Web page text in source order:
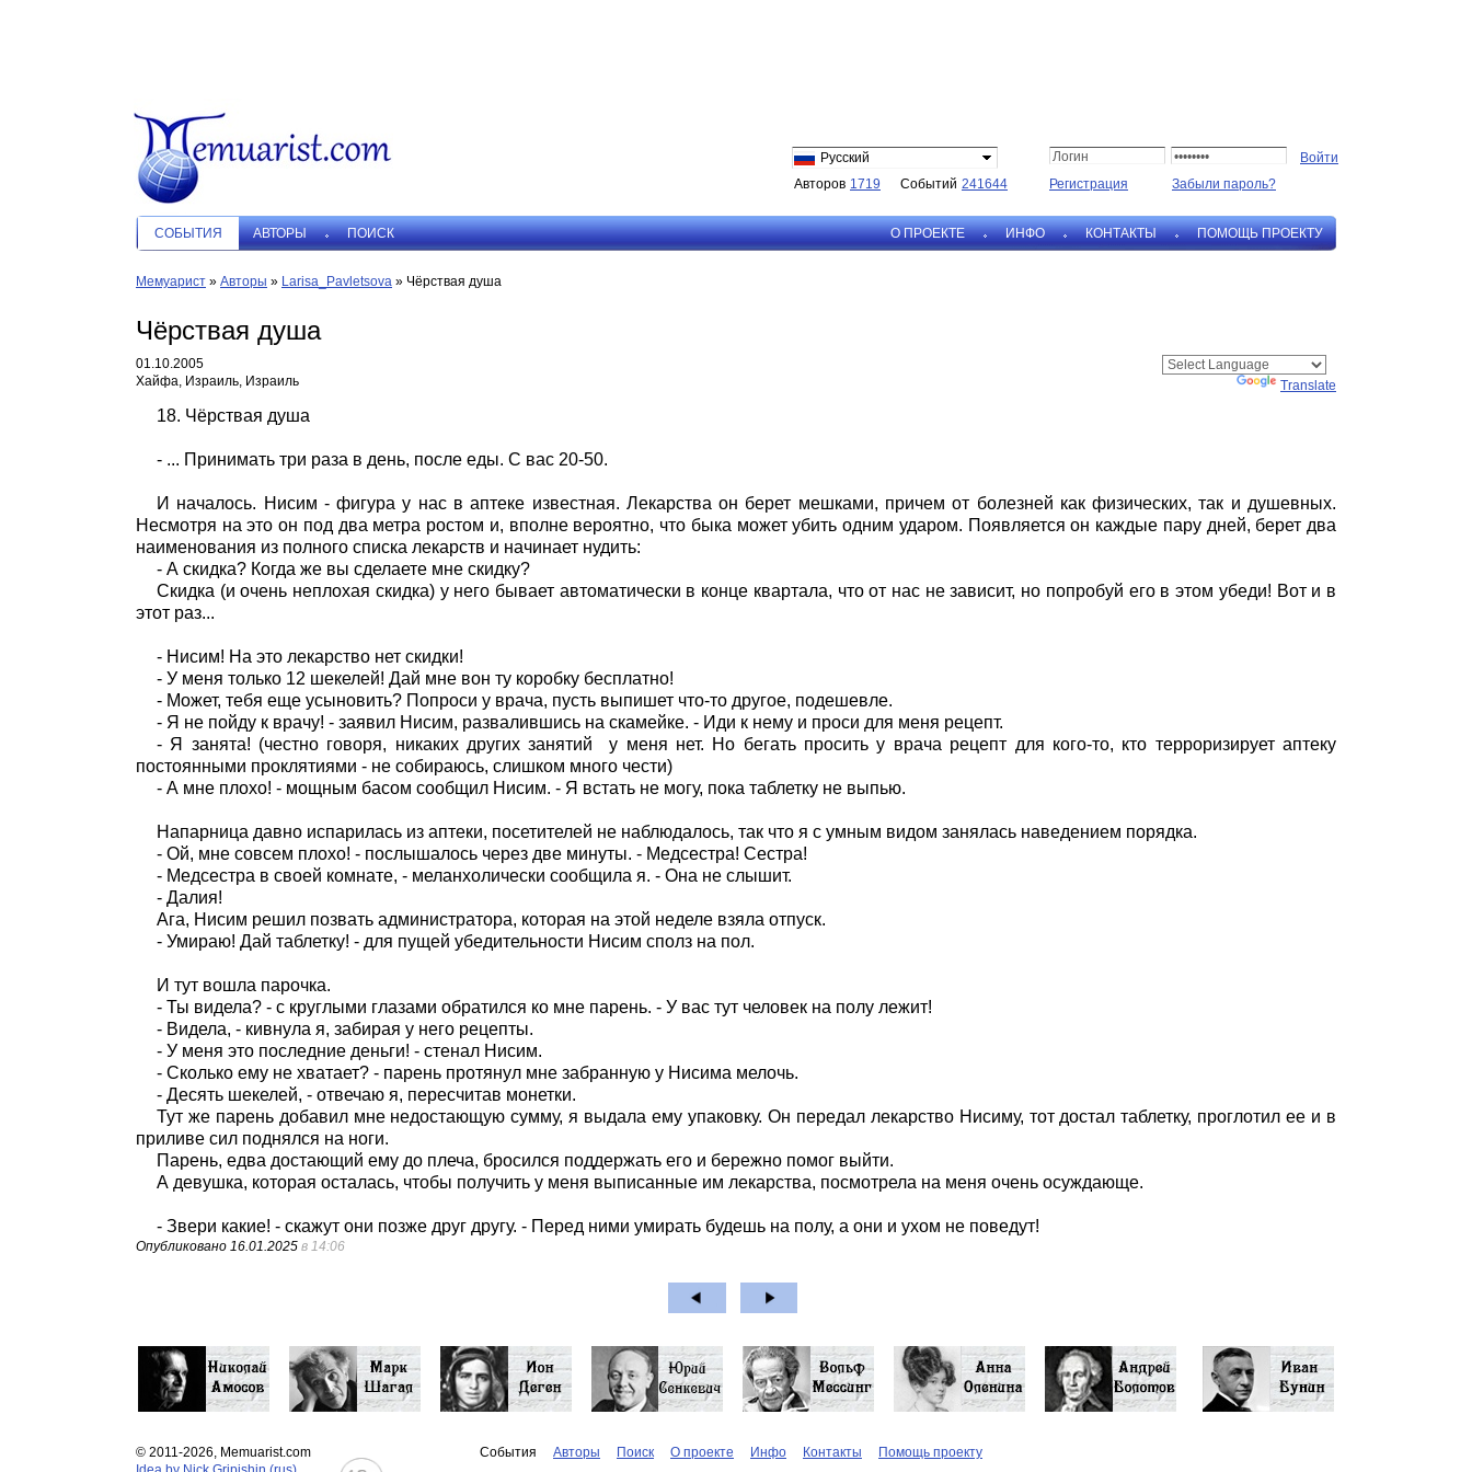
Русский
Авторов 1719 Событий 241644 Регистрация Забыли пароль?
СОБЫТИЯ АВТОРЫ ПОИСК О ПРОЕКТЕ ИНФО КОНТАКТЫ ПОМОЩЬ ПРОЕКТУ
Мемуарист » Авторы » Larisa_Pavletsova » Чёрствая душа
Чёрствая душа
01.10.2005
Хайфа, Израиль, Израиль
Translate
18. Чёрствая душа
- ... Принимать три раза в день, после еды. С вас 20-50.
И началось. Нисим - фигура у нас в аптеке известная. Лекарства он берет мешками, причем от болезней как физических, так и душевных.
Несмотря на это он под два метра ростом и, вполне вероятно, что быка может убить одним ударом. Появляется он каждые пару дней, берет два
наименования из полного списка лекарств и начинает нудить:
- А скидка? Когда же вы сделаете мне скидку?
Скидка (и очень неплохая скидка) у него бывает автоматически в конце квартала, что от нас не зависит, но попробуй его в этом убеди! Вот и в
этот раз...
- Нисим! На это лекарство нет скидки!
- У меня только 12 шекелей! Дай мне вон ту коробку бесплатно!
- Может, тебя еще усыновить? Попроси у врача, пусть выпишет что-то другое, подешевле.
- Я не пойду к врачу! - заявил Нисим, развалившись на скамейке. - Иди к нему и проси для меня рецепт.
- Я занята! (честно говоря, никаких других занятий
у меня нет. Но бегать просить у врача рецепт для кого-то, кто терроризирует аптеку
постоянными проклятиями - не собираюсь, слишком много чести)
- А мне плохо! - мощным басом сообщил Нисим. - Я встать не могу, пока таблетку не выпью.
Напарница давно испарилась из аптеки, посетителей не наблюдалось, так что я с умным видом занялась наведением порядка.
- Ой, мне совсем плохо! - послышалось через две минуты. - Медсестра! Сестра!
- Медсестра в своей комнате, - меланхолически сообщила я. - Она не слышит.
- Далия!
Ага, Нисим решил позвать администратора, которая на этой неделе взяла отпуск.
- Умираю! Дай таблетку! - для пущей убедительности Нисим сполз на пол.
И тут вошла парочка.
- Ты видела? - с круглыми глазами обратился ко мне парень. - У вас тут человек на полу лежит!
- Видела, - кивнула я, забирая у него рецепты.
- У меня это последние деньги! - стенал Нисим.
- Сколько ему не хватает? - парень протянул мне забранную у Нисима мелочь.
- Десять шекелей, - отвечаю я, пересчитав монетки.
Тут же парень добавил мне недостающую сумму, я выдала ему упаковку. Он передал лекарство Нисиму, тот достал таблетку, проглотил ее и в
приливе сил поднялся на ноги.
Парень, едва достающий ему до плеча, бросился поддержать его и бережно помог выйти.
А девушка, которая осталась, чтобы получить у меня выписанные им лекарства, посмотрела на меня очень осуждающе.
- Звери какие! - скажут они позже друг другу. - Перед ними умирать будешь на полу, а они и ухом не поведут!
Опубликовано 16.01.2025 в 14:06
© 2011-2026, Memuarist.com
События Авторы Поиск О проекте Инфо Контакты Помощь проекту